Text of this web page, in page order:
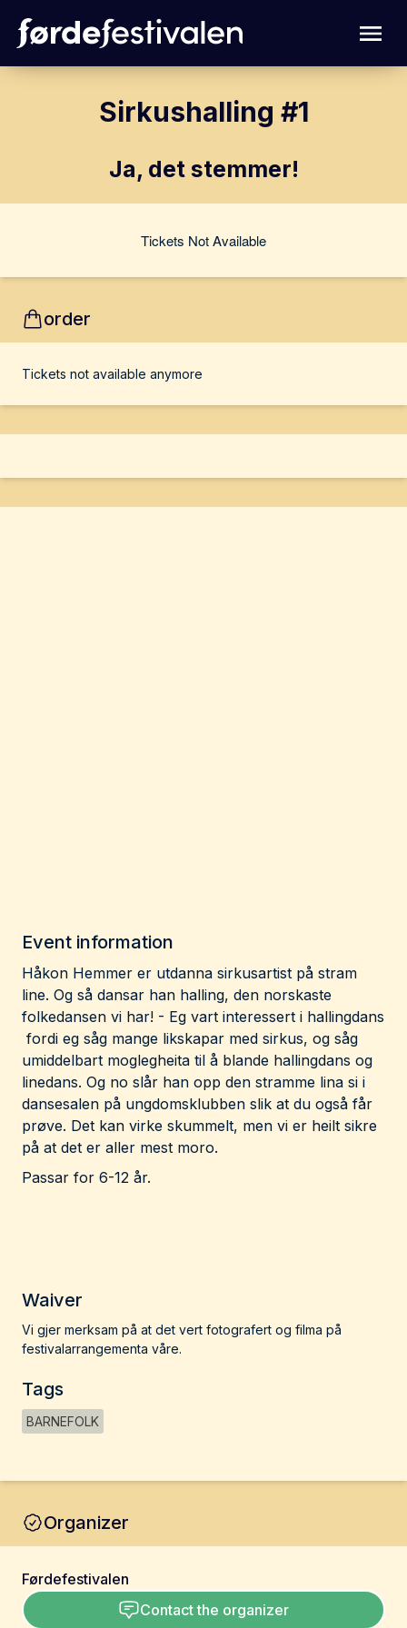
Sirkushalling #1
Ja, det stemmer!
Tickets Not Available
order
Tickets not available anymore
Event information
Håkon Hemmer er utdanna sirkusartist på stram
line. Og så dansar han halling, den norskaste
folkedansen vi har! - Eg vart interessert i hallingdans
fordi eg såg mange likskapar med sirkus, og såg
umiddelbart moglegheita til å blande hallingdans og
linedans. Og no slår han opp den stramme lina si i
dansesalen på ungdomsklubben slik at du også får
prøve. Det kan virke skummelt, men vi er heilt sikre
på at det er aller mest moro.
Passar for 6-12 år.
Waiver
Vi gjer merksam på at det vert fotografert og filma på
festivalarrangementa våre.
Tags
BARNEFOLK
Organizer
Førdefestivalen
Contact the organizer